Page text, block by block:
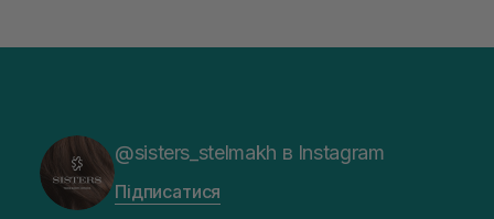
@sisters_stelmakh в Instagram
Підписатися